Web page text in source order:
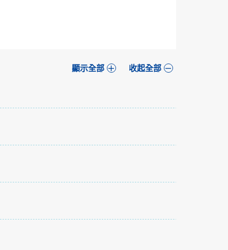
顯示全部 收起全部